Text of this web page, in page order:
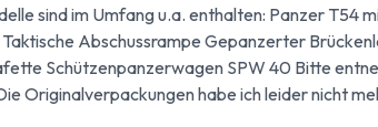
sind im Umfang u.a. enthalten: Panzer T54
Abschussrampe Gepanzerter
Schützenpanzerwagen SPW 40 Bitte
Originalverpackungen habe ich leider nicht